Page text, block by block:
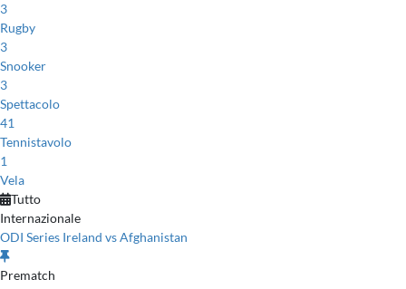
3
Rugby
3
Snooker
3
Spettacolo
41
Tennistavolo
1
Vela
Tutto
Internazionale
ODI Series Ireland vs Afghanistan
Prematch